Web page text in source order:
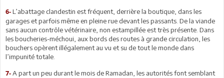
6- L’abattage clandestin est fréquent, derrière la boutique, dans les
garages et parfois même en pleine rue devant les passants. De la viande
sans aucun contrôle vétérinaire, non estampillée est très présente. Dans
les boucheries-méchoui, aux bords des routes à grande circulation, les
bouchers opèrent illégalement au vu et su de tout le monde dans
l’impunité totale.
7- A part un peu durant le mois de Ramadan, les autorités font semblant